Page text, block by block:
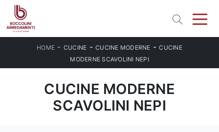
HOME - CUCINE -CUCINE MODERNE -CUCINE
MODERNE SCAVOLINI NEPI
CUCINE MODERNE
SCAVOLINI NEPI